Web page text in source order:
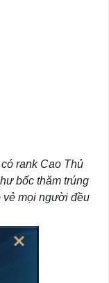
rank Cao Thủ
bốc thăm trúng
vẻ mọi người đều